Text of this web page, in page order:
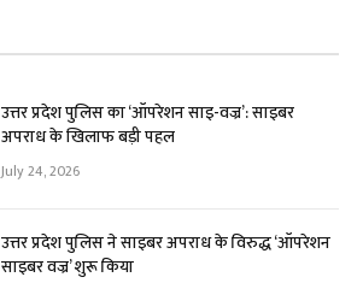
उत्तर प्रदेश पुलिस का ‘ऑपरेशन साइ-वज्र’: साइबर
अपराध के खिलाफ बड़ी पहल
July 24, 2026
उत्तर प्रदेश पुलिस ने साइबर अपराध के विरुद्ध ‘ऑपरेशन
साइबर वज्र’ शुरू किया